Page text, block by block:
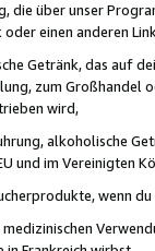
die über unser
oder einen anderen
Getränk, das auf
zum Großhandel
wird,
alkoholische
und im Vereinigten
wenn